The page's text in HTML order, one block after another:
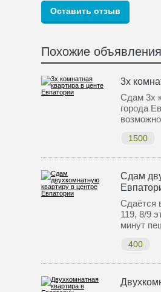
Похожие объявления
3х
Сдам 3х
города
1500
Сдам
Сдаётся
119, 8/9
минут
400